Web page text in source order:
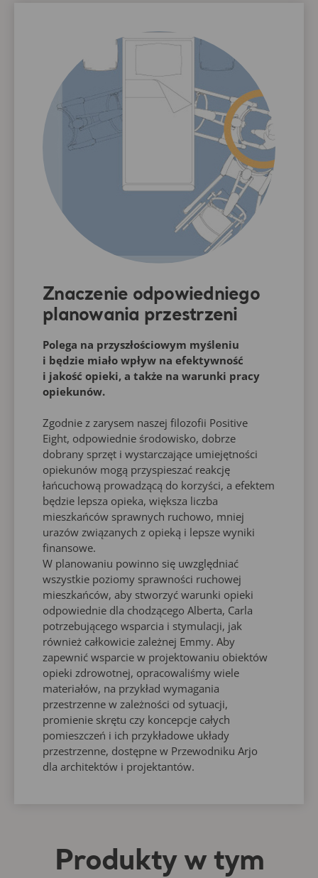
Znaczenie odpowiedniego
planowania przestrzeni
Polega na przyszłościowym myśleniu
i będzie miało wpływ na efektywność
i jakość opieki, a także na warunki pracy
opiekunów.
Zgodnie z zarysem naszej filozofii Positive
Eight, odpowiednie środowisko, dobrze
dobrany sprzęt i wystarczające umiejętności
opiekunów mogą przyspieszać reakcję
łańcuchową prowadzącą do korzyści, a efektem
będzie lepsza opieka, większa liczba
mieszkańców sprawnych ruchowo, mniej
urazów związanych z opieką i lepsze wyniki
finansowe.
W planowaniu powinno się uwzględniać
wszystkie poziomy sprawności ruchowej
mieszkańców, aby stworzyć warunki opieki
odpowiednie dla chodzącego Alberta, Carla
potrzebującego wsparcia i stymulacji, jak
również całkowicie zależnej Emmy. Aby
zapewnić wsparcie w projektowaniu obiektów
opieki zdrowotnej, opracowaliśmy wiele
materiałów, na przykład wymagania
przestrzenne w zależności od sytuacji,
promienie skrętu czy koncepcje całych
pomieszczeń i ich przykładowe układy
przestrzenne, dostępne w Przewodniku Arjo
dla architektów i projektantów.
Produkty w tym